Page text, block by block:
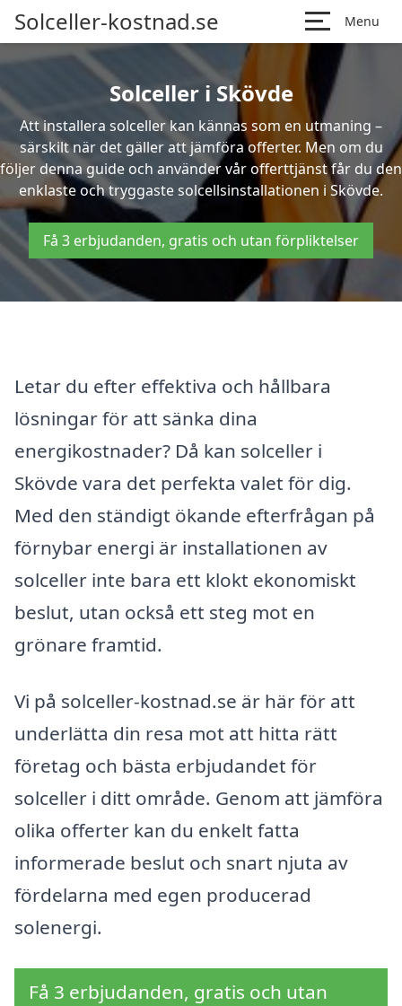
Solceller-kostnad.se Menu
Solceller i Skövde
Att installera solceller kan kännas som en utmaning –
särskilt när det gäller att jämföra offerter. Men om du
följer denna guide och använder vår offerttjänst får du den
enklaste och tryggaste solcellsinstallationen i Skövde.
Få 3 erbjudanden, gratis och utan förpliktelser
Letar du efter effektiva och hållbara
lösningar för att sänka dina
energikostnader? Då kan solceller i
Skövde vara det perfekta valet för dig.
Med den ständigt ökande efterfrågan på
förnybar energi är installationen av
solceller inte bara ett klokt ekonomiskt
beslut, utan också ett steg mot en
grönare framtid.
Vi på solceller-kostnad.se är här för att
underlätta din resa mot att hitta rätt
företag och bästa erbjudandet för
solceller i ditt område. Genom att jämföra
olika offerter kan du enkelt fatta
informerade beslut och snart njuta av
fördelarna med egen producerad
solenergi.
Få 3 erbjudanden, gratis och utan